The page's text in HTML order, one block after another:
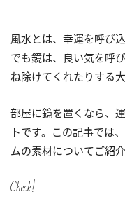
風水とは、幸運を呼び
でも鏡は、良い気を呼
ね除けてくれたりする
部屋に鏡を置くなら、
トです。この記事では
ムの素材についてご紹介
Check!